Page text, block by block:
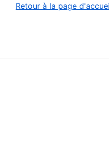
Retour à la page